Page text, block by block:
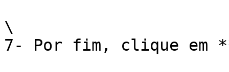
\
7- Por fim, clique em